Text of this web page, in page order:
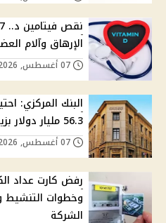
الإرهاق وآلام
البنك المركزي:
56.3 مليار دولار بزيادة 1.23 مليار في يوليو
رفض كارت عداد
وخطوات التنشيط
الشركة